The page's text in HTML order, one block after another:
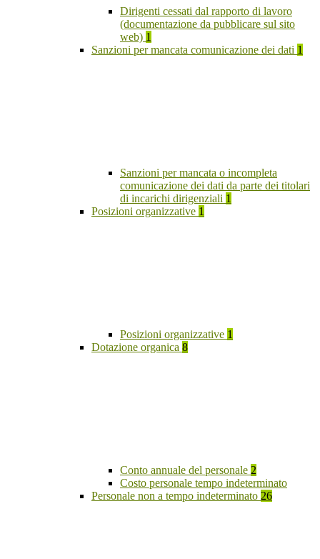
Dirigenti cessati dal rapporto di lavoro
(documentazione da pubblicare sul sito
web) 1
Sanzioni per mancata comunicazione dei dati 1
Sanzioni per mancata o incompleta
comunicazione dei dati da parte dei titolari
di incarichi dirigenziali 1
Posizioni organizzative 1
Posizioni organizzative 1
Dotazione organica 8
Conto annuale del personale 2
Costo personale tempo indeterminato
Personale non a tempo indeterminato 26